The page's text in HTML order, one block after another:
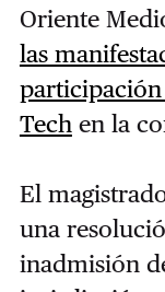
Oriente
las
Techen la
El
una
inadmisión